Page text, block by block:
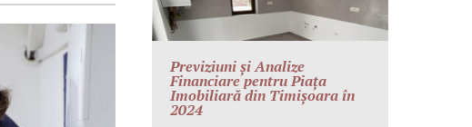
Previziuni și Analize
Financiare pentru Piața
Imobiliară din Timișoara în
2024